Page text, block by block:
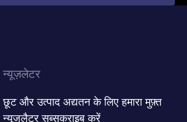
न्यूज़लेटर
छूट और उत्पाद अद्यतन के लिए हमारा मुफ़्त
न्यूज़लैटर सब्सक्राइब करें